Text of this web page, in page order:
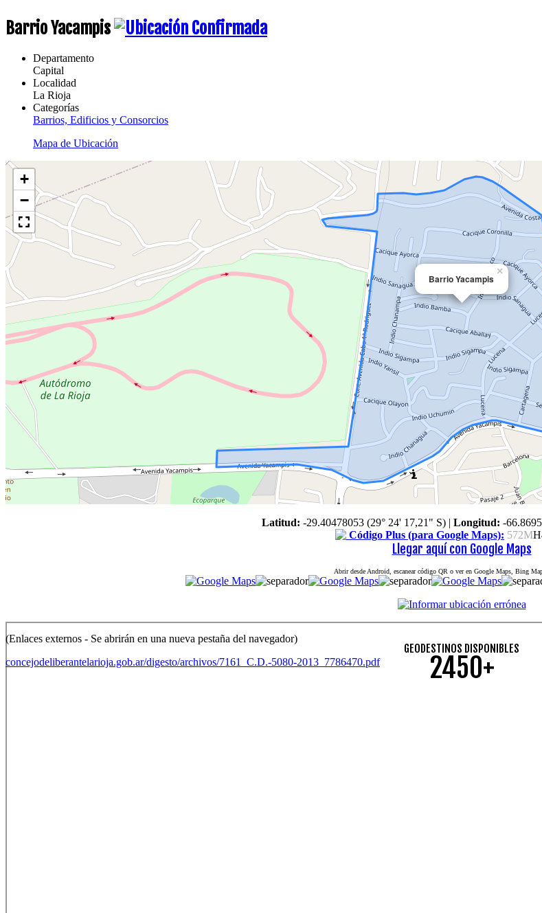
Barrio Yacampis
Departamento
Capital
Localidad
La Rioja
Categorías
Barrios, Edificios y Consorcios
Mapa de Ubicación
Barrio Yacampis
×
+
−
Latitud: -29.40478053 (29° 24' 17,21" S) | Longitud: -
Código Plus (para Google Maps): 572M
Llegar aquí con Google Maps
Abrir desde Android, escanear código QR o ver en Google Maps, Bing
(Enlaces externos - Se abrirán en una nueva pestaña del navegador)
concejodeliberantelarioja.gob.ar/digesto/archivos/7161_C.D.-5080-2013_7786470.pdf
GEODESTINOS DISPONIBLES
2450+